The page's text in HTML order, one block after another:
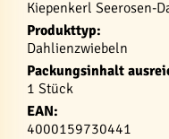
Kiepenkerl Seerosen-
Produkttyp:
Dahlienzwiebeln
Packungsinhalt
1 Stück
EAN:
4000159730441